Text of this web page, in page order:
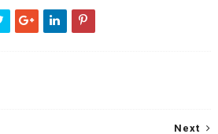
Next